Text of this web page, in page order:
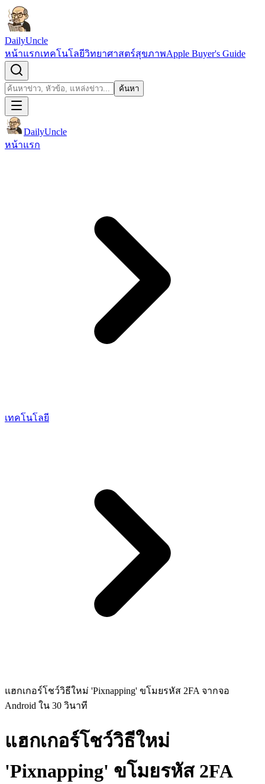
ข้ามไปยังเนื้อหา
DailyUncle
หน้าแรกเทคโนโลยีวิทยาศาสตร์สุขภาพApple Buyer's Guide
ค้นหา ค้นหา
DailyUncle
หน้าแรก
เทคโนโลยี
แฮกเกอร์โชว์วิธีใหม่ 'Pixnapping' ขโมยรหัส 2FA จากจอ
Android ใน 30 วินาที
แฮกเกอร์โชว์วิธีใหม่
'Pixnapping' ขโมยรหัส 2FA